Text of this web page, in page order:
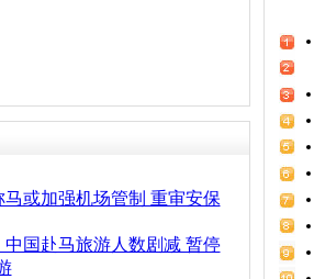
马或加强机场管制 重审安保
中国赴马旅游人数剧减 暂停